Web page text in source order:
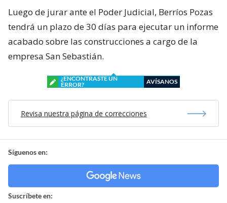
Luego de jurar ante el Poder Judicial, Berríos Pozas
tendrá un plazo de 30 días para ejecutar un informe
acabado sobre las construcciones a cargo de la
empresa San Sebastián.
¿ENCONTRASTE UN
ERROR?
AVÍSANOS
Revisa nuestra página de correcciones
Síguenos en:
Suscríbete en: